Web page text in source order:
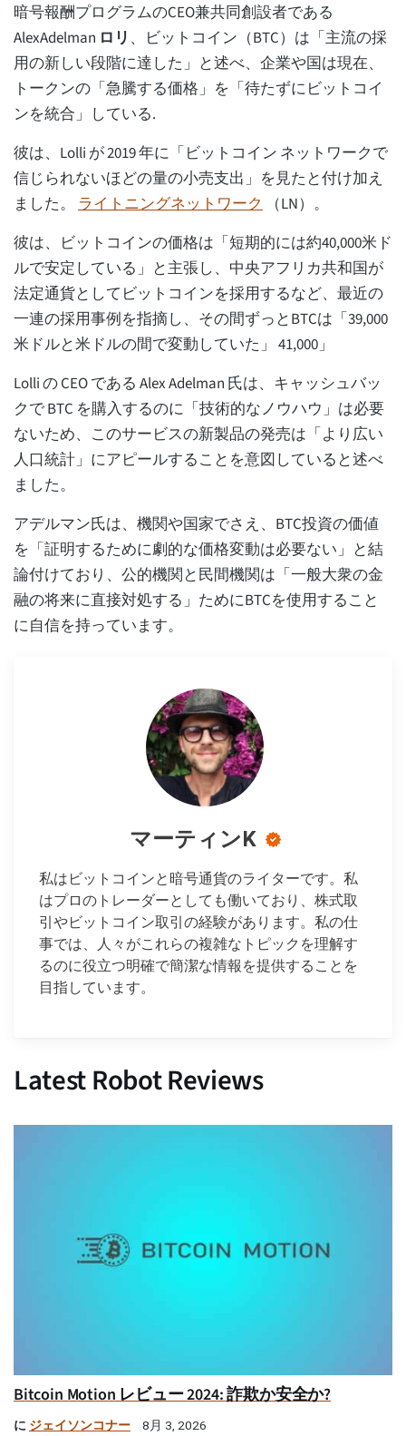
暗号報酬プログラムのCEO兼共同創設者である
AlexAdelman ロリ 、ビットコイン（BTC）は「主流の採
用の新しい段階に達した」と述べ、企業や国は現在、
トークンの「急騰する価格」を「待たずにビットコイ
ンを統合」している.
彼は、Lolli が 2019 年に「ビットコイン ネットワークで
信じられないほどの量の小売支出」を見たと付け加え
ました。 ライトニングネットワーク
（LN）。
彼は、ビットコインの価格は「短期的には約40,000米ド
ルで安定している」と主張し、中央アフリカ共和国が
法定通貨としてビットコインを採用するなど、最近の
一連の採用事例を指摘し、その間ずっとBTCは「39,000
米ドルと米ドルの間で変動していた」 41,000」
Lolli の CEO である Alex Adelman 氏は、キャッシュバッ
クで BTC を購入するのに「技術的なノウハウ」は必要
ないため、このサービスの新製品の発売は「より広い
人口統計」にアピールすることを意図していると述べ
ました。
アデルマン氏は、機関や国家でさえ、BTC投資の価値
を「証明するために劇的な価格変動は必要ない」と結
論付けており、公的機関と民間機関は「一般大衆の金
融の将来に直接対処する」ためにBTCを使用すること
に自信を持っています。
マーティンK
私はビットコインと暗号通貨のライターです。私
はプロのトレーダーとしても働いており、株式取
引やビットコイン取引の経験があります。私の仕
事では、人々がこれらの複雑なトピックを理解す
るのに役立つ明確で簡潔な情報を提供することを
目指しています。
Latest Robot Reviews
Bitcoin Motion レビュー 2024: 詐欺か安全か?
に ジェイソンコナー 8月 3, 2026